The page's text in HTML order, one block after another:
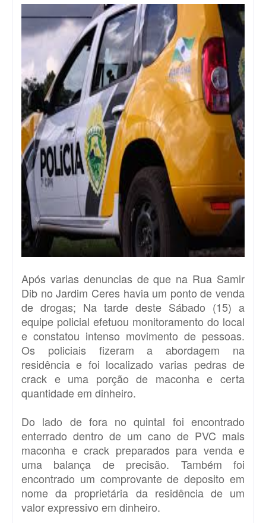
Após varias denuncias de que na Rua Samir
Dib no Jardim Ceres havia um ponto de venda
de drogas; Na tarde deste Sábado (15) a
equipe policial efetuou monitoramento do local
e constatou intenso movimento de pessoas.
Os policiais fizeram a abordagem na
residência e foi localizado varias pedras de
crack e uma porção de maconha e certa
quantidade em dinheiro.
Do lado de fora no quintal foi encontrado
enterrado dentro de um cano de PVC mais
maconha e crack preparados para venda e
uma balança de precisão. Também foi
encontrado um comprovante de deposito em
nome da proprietária da residência de um
valor expressivo em dinheiro.